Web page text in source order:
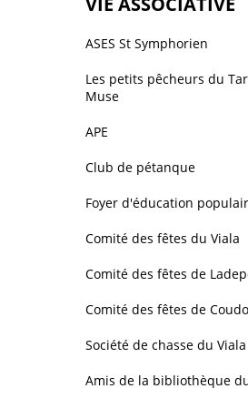
ASES St Symphorien
Les petits pêcheurs du
Muse
APE
Club de pétanque
Foyer d'éducation
Comité des fêtes du Viala
Comité des fêtes de
Comité des fêtes de
Société de chasse du Viala
Amis de la bibliothèque